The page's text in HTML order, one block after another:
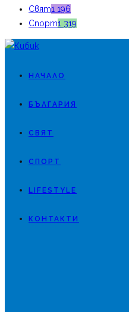
Свят1 196
Спорт1 319
НАЧАЛО
БЪЛГАРИЯ
СВЯТ
СПОРТ
LIFESTYLE
КОНТАКТИ